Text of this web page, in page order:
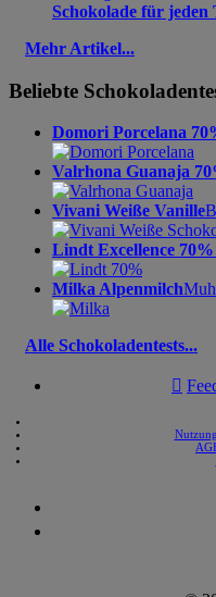
Schokolade für jeden
Mehr Artikel...
Beliebte
Domori Porcelana
Valrhona Guanaja
Vivani Weiße Vanille
Lindt Excellence
Milka Alpenmilch
Alle Schokoladentests...
